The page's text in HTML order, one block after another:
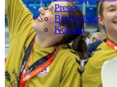
Presse
Bestyrelsen
Kontakt